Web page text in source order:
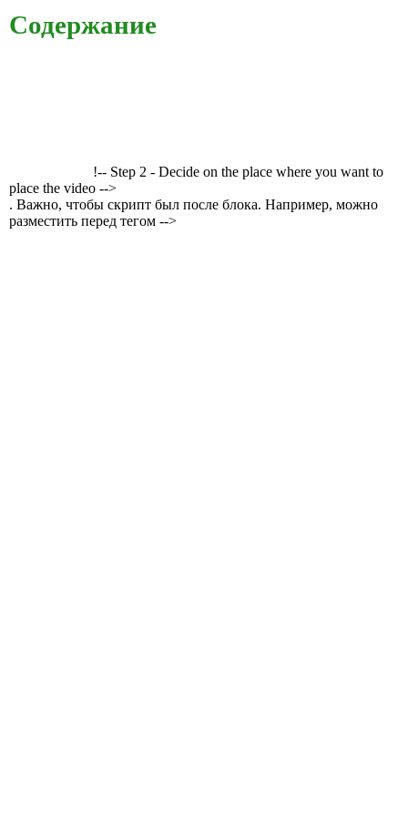
Содержание
!-- Step 2 - Decide on the place where you want to
place the video -->
. Важно, чтобы скрипт был после блока. Например, можно
разместить перед тегом -->